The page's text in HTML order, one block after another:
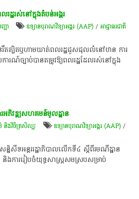
រដ្ឋ​រស់នៅ​ក្នុង​តំបន់​អង្គរ​
ជា ឧទ្យានបុរាណវិទ្យាអង្គរ (AAP) /អាជ្ញាធរ​ជាតិ​
រឹតត្បិត​ឬ​ហាមឃាត់​ពលរដ្ឋ​ជួសជុល​លំនៅ​ឋាន​ ការ​
រណ៍​ច្បាប់​បាន​តម្រូវ​ឱ្យ​ពលរដ្ឋ​ដែល​រស់នៅ​ក្នុង​
រ​អភិវឌ្ឍ​សហគមន៍​មូលដ្ឋាន​
និងវិចិត្រសិល្បៈ ឧទ្យានបុរាណវិទ្យាអង្គរ (AAP) /
សីទ​អន្តររដ្ឋាភិបាល​លើក​ទី​៤​ ស្ដី​ពីរ​មណី​ដ្ឋា​ន​
និង​ការ​រៀបចំ​យុទ្ធសាស្ត្រ​សម​ស្រប​សម្រាប់​